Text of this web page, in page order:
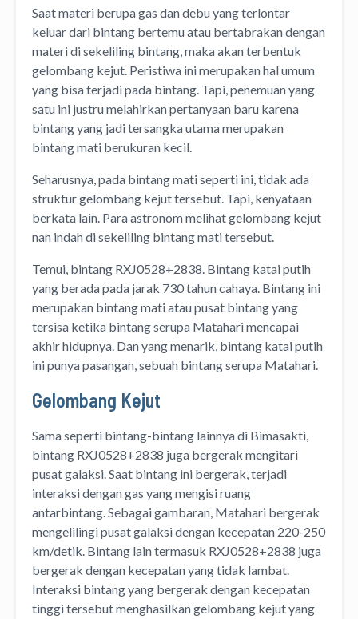
Saat materi berupa gas dan debu yang terlontar
keluar dari bintang bertemu atau bertabrakan dengan
materi di sekeliling bintang, maka akan terbentuk
gelombang kejut. Peristiwa ini merupakan hal umum
yang bisa terjadi pada bintang. Tapi, penemuan yang
satu ini justru melahirkan pertanyaan baru karena
bintang yang jadi tersangka utama merupakan
bintang mati berukuran kecil.
Seharusnya, pada bintang mati seperti ini, tidak ada
struktur gelombang kejut tersebut. Tapi, kenyataan
berkata lain. Para astronom melihat gelombang kejut
nan indah di sekeliling bintang mati tersebut.
Temui, bintang RXJ0528+2838. Bintang katai putih
yang berada pada jarak 730 tahun cahaya. Bintang ini
merupakan bintang mati atau pusat bintang yang
tersisa ketika bintang serupa Matahari mencapai
akhir hidupnya. Dan yang menarik, bintang katai putih
ini punya pasangan, sebuah bintang serupa Matahari.
Gelombang Kejut
Sama seperti bintang-bintang lainnya di Bimasakti,
bintang RXJ0528+2838 juga bergerak mengitari
pusat galaksi. Saat bintang ini bergerak, terjadi
interaksi dengan gas yang mengisi ruang
antarbintang. Sebagai gambaran, Matahari bergerak
mengelilingi pusat galaksi dengan kecepatan 220-250
km/detik. Bintang lain termasuk RXJ0528+2838 juga
bergerak dengan kecepatan yang tidak lambat.
Interaksi bintang yang bergerak dengan kecepatan
tinggi tersebut menghasilkan gelombang kejut yang